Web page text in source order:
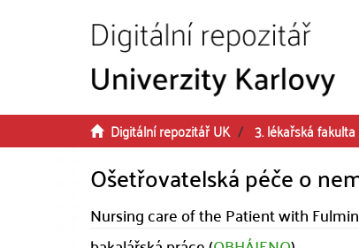
Digitální repozitář UK 3. lékařská fakulta
Ošetřovatelská péče o
Nursing care of the Patient with